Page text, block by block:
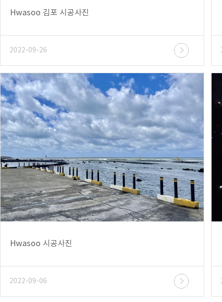
Hwasoo 김포 시공사진
2022-09-26
Hwasoo 시공사진
2022-09-06